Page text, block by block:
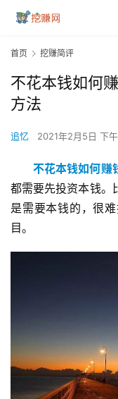
首页 挖赚简评
不花本钱如何
方法
追忆 2021年2月5日 下
不花本钱如何赚
都需要先投资本钱。
是需要本钱的，很
目。